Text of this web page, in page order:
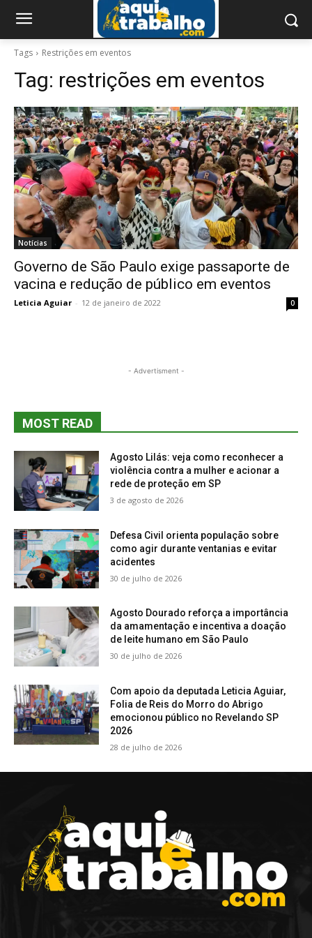
Tags Restrições em eventos
Tag: restrições em eventos
Notícias
Governo de São Paulo exige passaporte de
vacina e redução de público em eventos
Leticia Aguiar - 12 de janeiro de 2022 0
- Advertisment -
MOST READ
Agosto Lilás: veja como reconhecer a
violência contra a mulher e acionar a
rede de proteção em SP
3 de agosto de 2026
Defesa Civil orienta população sobre
como agir durante ventanias e evitar
acidentes
30 de julho de 2026
Agosto Dourado reforça a importância
da amamentação e incentiva a doação
de leite humano em São Paulo
30 de julho de 2026
Com apoio da deputada Leticia Aguiar,
Folia de Reis do Morro do Abrigo
emocionou público no Revelando SP
2026
28 de julho de 2026